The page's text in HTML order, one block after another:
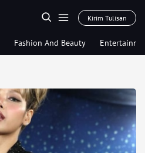
Kirim Tulisan
Fashion And Beauty